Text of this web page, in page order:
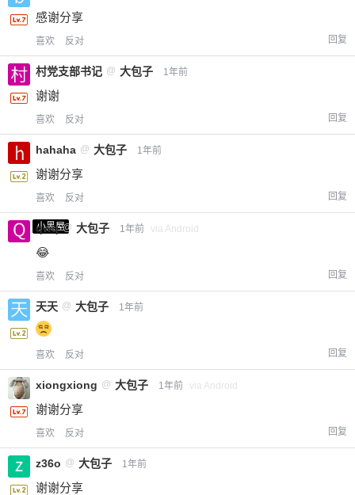
感谢分享
喜欢 反对 回复
村党支部书记 @ 大包子 1年前
谢谢
喜欢 反对 回复
hahaha @ 大包子 1年前
谢谢分享
喜欢 反对 回复
小黑屋
qwq @ 大包子 1年前 via Android
😂
喜欢 反对 回复
天天 @ 大包子 1年前
喜欢 反对 回复
xiongxiong @ 大包子 1年前 via Android
谢谢分享
喜欢 反对 回复
z36o @ 大包子 1年前
谢谢分享